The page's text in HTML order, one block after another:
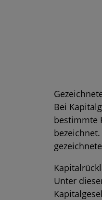
Bei
bestimmte
Unter